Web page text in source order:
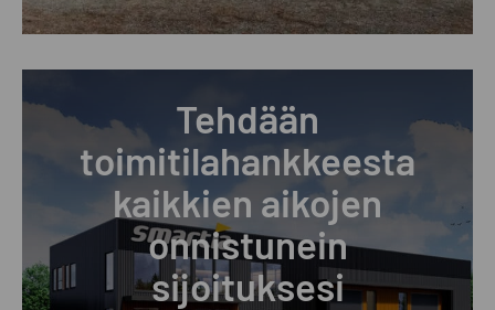
Tehdään
toimitilahankkeesta
kaikkien aikojen
onnistunein
sijoituksesi